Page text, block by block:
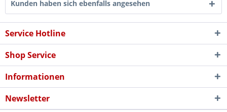
Kunden haben sich ebenfalls angesehen
Service Hotline
Shop Service
Informationen
Newsletter